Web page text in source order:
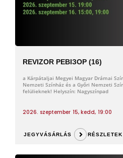
REVIZOR РЕВІЗОР (16)
a Kárpátaljai Megyei Magyar Drámai
Nemzeti Színház és a Győri Nemzeti
felülieknek! Helyszín: Nagyszínpad
2026. szeptember 15, kedd, 19:00
JEGYVÁSÁRLÁS RÉSZLETEK